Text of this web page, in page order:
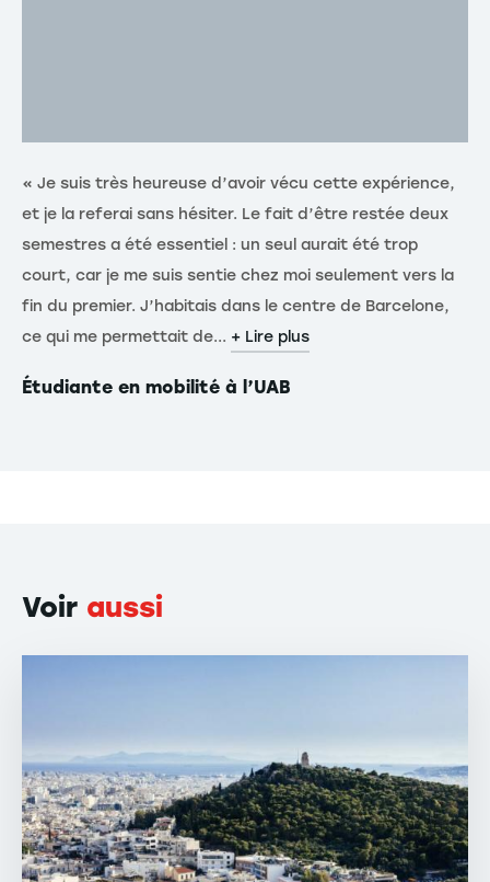
« Je suis très heureuse d’avoir vécu cette expérience,
et je la referai sans hésiter. Le fait d’être restée deux
semestres a été essentiel : un seul aurait été trop
court, car je me suis sentie chez moi seulement vers la
fin du premier. J’habitais dans le centre de Barcelone,
ce qui me permettait de... + Lire plus
Étudiante en mobilité à l’UAB
Voir aussi